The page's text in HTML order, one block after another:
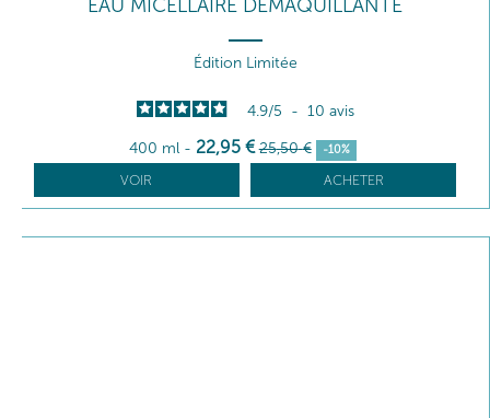
EAU MICELLAIRE DÉMAQUILLANTE
Édition Limitée
4.9/5 - 10 avis
400 ml - 22,95 € 25,50 € -10%
VOIR ACHETER